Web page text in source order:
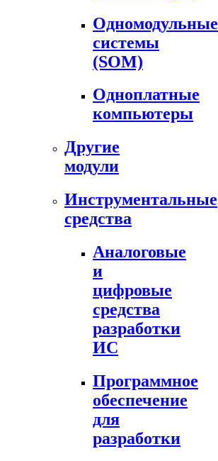
Одномодульные
системы
(SOM)
Одноплатные
компьютеры
Другие
модули
Инструментальные
средства
Аналоговые
и
цифровые
средства
разработки
ИС
Программное
обеспечение
для
разработки